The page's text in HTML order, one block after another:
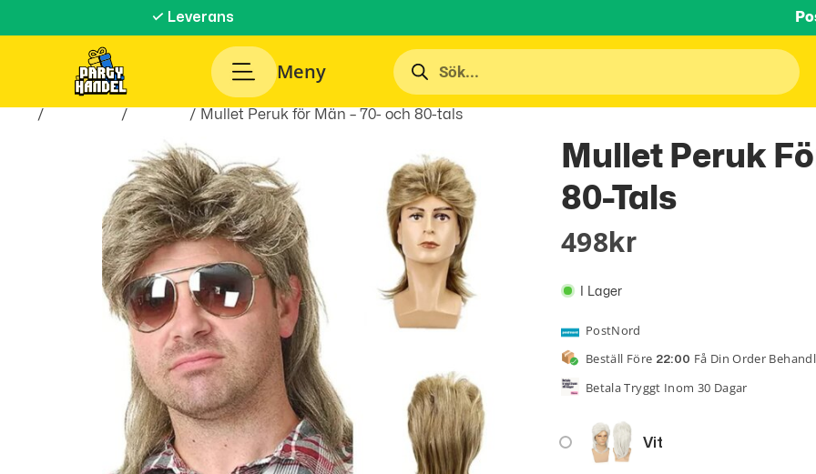
✓ Leverans
Meny
/ / / Mullet Peruk för Män – 70- och 80-tals
Mullet Peruk
80-Tals
498 Kr
I Lager
PostNord
Beställ Före 22:00 Få Din Order
Betala Tryggt Inom 30 Dagar
Vit